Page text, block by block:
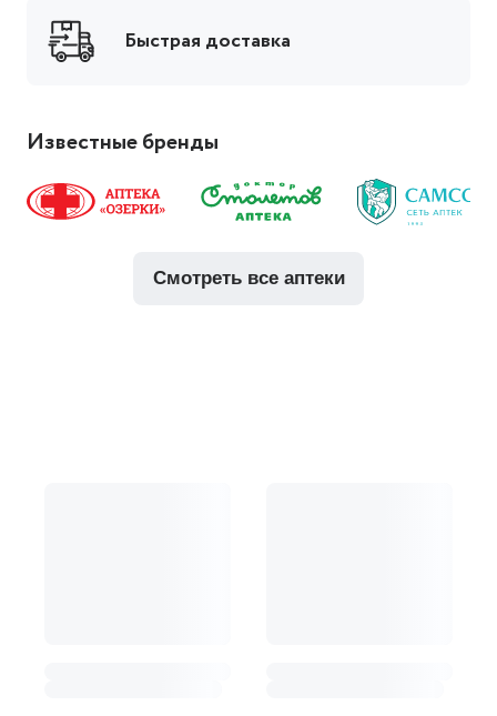
Быстрая доставка
Известные бренды
смотреть все аптеки